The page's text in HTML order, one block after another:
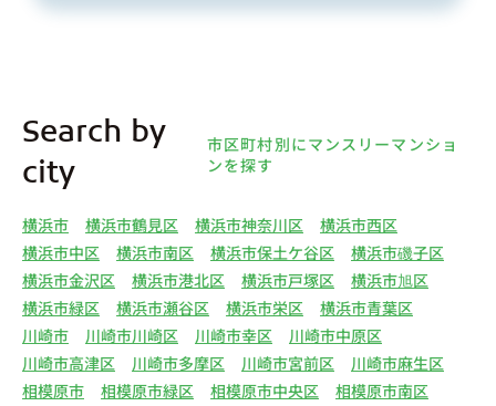
Search by
city
市区町村別にマンスリーマンショ
ンを探す
横浜市 横浜市鶴見区 横浜市神奈川区
横浜市西区
横浜市中区
横浜市南区 横浜市保土ケ谷区
横浜市磯子区
横浜市金沢区
横浜市港北区 横浜市戸塚区
横浜市旭区
横浜市緑区
横浜市瀬谷区 横浜市栄区
横浜市青葉区
川崎市
川崎市川崎区 川崎市幸区
川崎市中原区
川崎市高津区
川崎市多摩区 川崎市宮前区
川崎市麻生区
相模原市
相模原市緑区 相模原市中央区
相模原市南区